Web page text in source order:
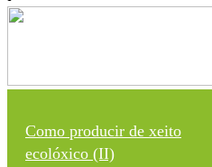
Como producir de xeito
ecolóxico (II)